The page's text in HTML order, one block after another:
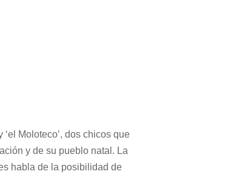
‘el Moloteco’, dos chicos que
y de su pueblo natal. La
habla de la posibilidad de